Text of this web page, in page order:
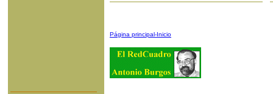
Página principal-Inicio